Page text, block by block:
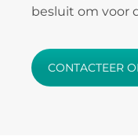
besluit om voor
CONTACTEER